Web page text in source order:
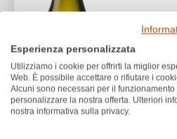
12,10 €
16,13 €/L (0,75 L)
Esperienza personalizzata
Utilizziamo i cookie per offrirti la miglior
Web. È possibile accettare o rifiutare i
Alcuni sono necessari per il
personalizzare la nostra offerta. Ulteriori
nostra informativa sulla privacy.